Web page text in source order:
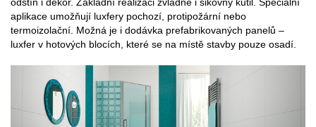
aplikace umožňují luxfery pochozí, protipožární nebo
termoizolační. Možná je i dodávka prefabrikovaných panelů –
luxfer v hotových blocích, které se na místě stavby pouze osadí.